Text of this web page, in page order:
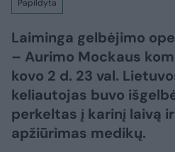
Papildyta
Laiminga gelbėjimo
– Aurimo Mockaus
kovo 2 d. 23 val.
keliautojas buvo
perkeltas į karinį laivą
apžiūrimas medikų.